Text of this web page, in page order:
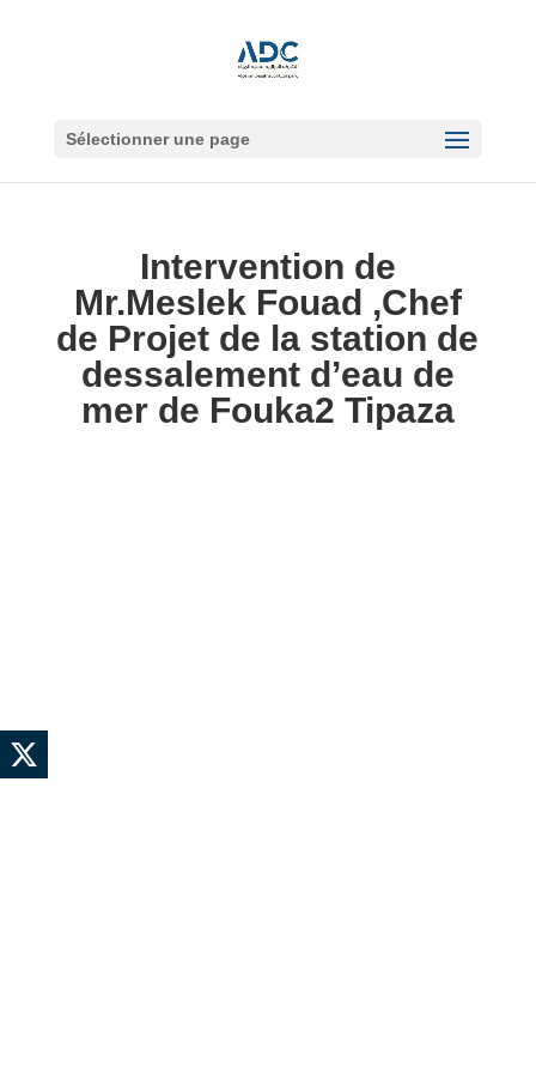
Sélectionner une page
Intervention de
Mr.Meslek Fouad ,Chef
de Projet de la station de
dessalement d’eau de
mer de Fouka2 Tipaza